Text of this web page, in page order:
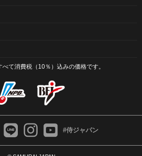
て消費税（10％）込みの価格です。
#侍ジャパン